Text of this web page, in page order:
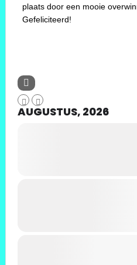
plaats door een mooie
Gefeliciteerd!
AUGUSTUS, 2026